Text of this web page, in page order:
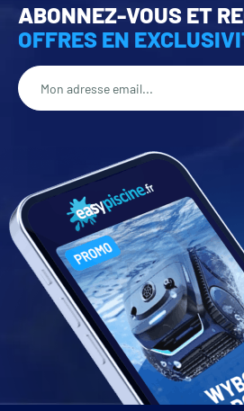
ABONNEZ-VOUS ET
OFFRES EN